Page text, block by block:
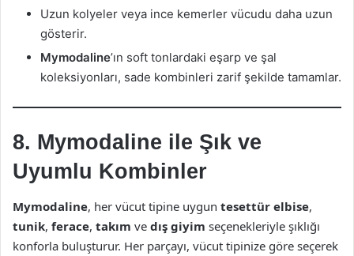
Uzun kolyeler veya ince kemerler vücudu daha uzun
gösterir.
Mymodaline’ın soft tonlardaki eşarp ve şal
koleksiyonları, sade kombinleri zarif şekilde tamamlar.
8. Mymodaline ile Şık ve
Uyumlu Kombinler
Mymodaline, her vücut tipine uygun tesettür elbise,
tunik, ferace, takım ve dış giyim seçenekleriyle şıklığı
konforla buluşturur. Her parçayı, vücut tipinize göre seçerek